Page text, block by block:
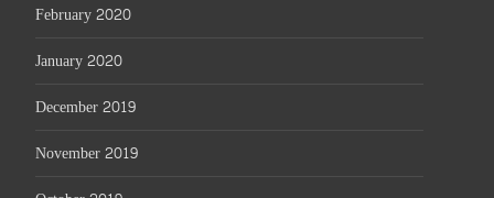
February 2020
January 2020
December 2019
November 2019